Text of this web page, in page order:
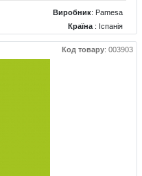
Виробник: Pamesa
Країна : Іспанія
Поверхня: Глянцевий
Колір: Червоний
Код товару: 003903